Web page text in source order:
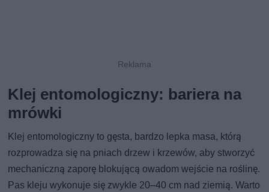
Klej entomologiczny: bariera na
mrówki
Klej entomologiczny to gęsta, bardzo lepka masa, którą
rozprowadza się na pniach drzew i krzewów, aby stworzyć
mechaniczną zaporę blokującą owadom wejście na roślinę.
Pas kleju wykonuje się zwykle 20–40 cm nad ziemią. Warto